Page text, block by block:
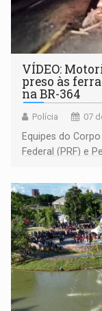
VÍDEO:
preso às
na BR-364
Polícia 07
Equipes do
Federal (PRF) e